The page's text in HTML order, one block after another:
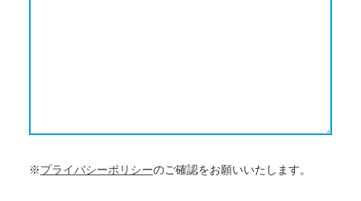
※プライバシーポリシーのご確認をお願いいたします。